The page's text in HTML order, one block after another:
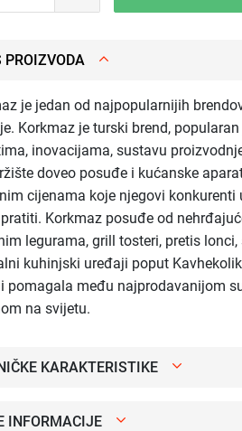
PROIZVODA
je jedan od najpopularnijih
Korkmaz je turski brend,
inovacijama, sustavu
doveo posuđe i kućanske
cijenama koje njegovi konkurenti
Korkmaz posuđe od
legurama, grill tosteri, pretis
kuhinjski uređaji poput
pomagala među najprodavanijom
na svijetu.
KARAKTERISTIKE
INFORMACIJE